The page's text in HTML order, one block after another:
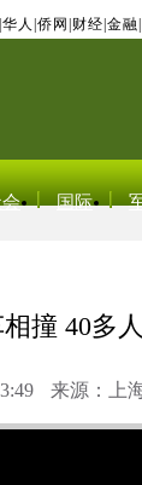
华人 侨网 财经 金融
国际
撞 40多
来源：上